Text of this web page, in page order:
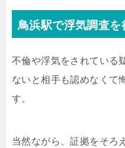
鳥浜駅で浮気調査を
不倫や浮気をされている
ないと相手も認めなくて
す。
当然ながら、証拠をそろ